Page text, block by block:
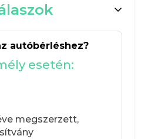
autóbérléshez?
esetén:
megszerzett,